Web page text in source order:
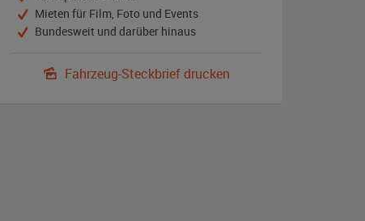
Mieten für Film, Foto und Events
Bundesweit und darüber hinaus
Fahrzeug-Steckbrief drucken